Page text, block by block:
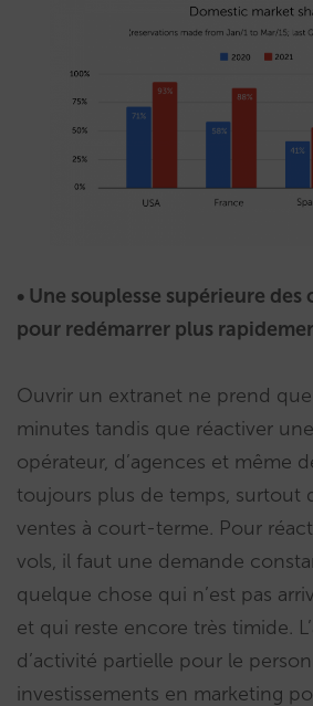
• Une souplesse supérieure des
pour redémarrer plus
Ouvrir un extranet ne prend
minutes tandis que réactiver
opérateur, d’agences et même
toujours plus de temps, surtout
ventes à court-terme. Pour
vols, il faut une demande
quelque chose qui n’est pas
et qui reste encore très timide.
d’activité partielle pour le
investissements en marketing